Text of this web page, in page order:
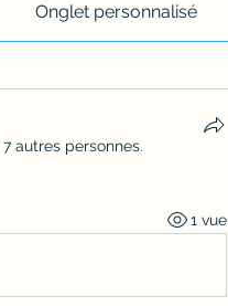
Onglet personnalisé
7 autres personnes.
1 vue